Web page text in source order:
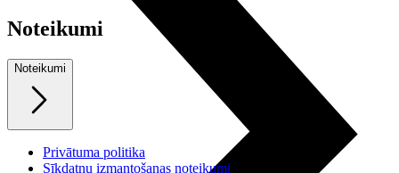
Noteikumi
Noteikumi
Privātuma politika
Sīkdatņu izmantošanas noteikumi